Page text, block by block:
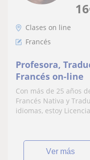
16
Clases on line
Francés
Profesora,
Francés on-line
Con más de 25 años
Francés Nativa y
idiomas, estoy
ver más